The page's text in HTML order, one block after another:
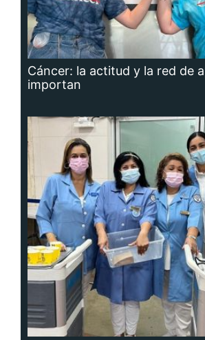
Cáncer: la actitud y la red de
importan